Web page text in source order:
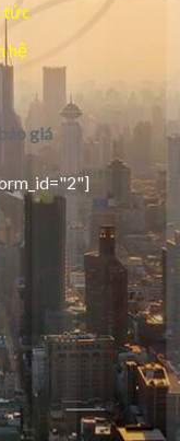
tức
hệ
giá